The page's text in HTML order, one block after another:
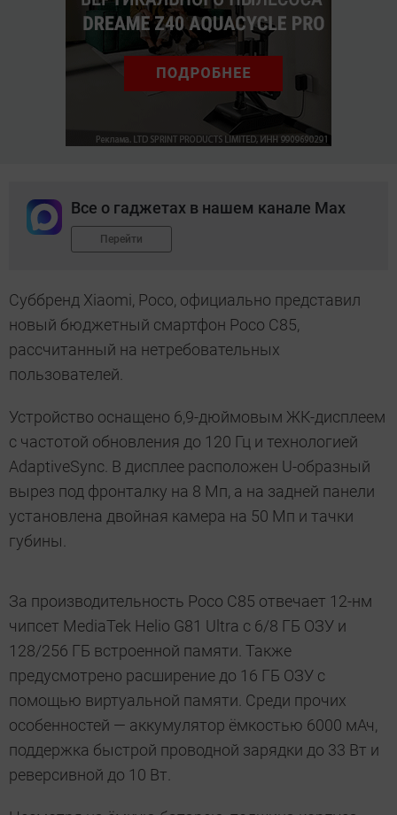
Все о гаджетах в нашем канале Max
Перейти
Суббренд Xiaomi, Poco, официально представил
новый бюджетный смартфон Poco C85,
рассчитанный на нетребовательных
пользователей.
Устройство оснащено 6,9-дюймовым ЖК-дисплеем
с частотой обновления до 120 Гц и технологией
AdaptiveSync. В дисплее расположен U-образный
вырез под фронталку на 8 Мп, а на задней панели
установлена двойная камера на 50 Мп и тачки
губины.
За производительность Poco C85 отвечает 12-нм
чипсет MediaTek Helio G81 Ultra с 6/8 ГБ ОЗУ и
128/256 ГБ встроенной памяти. Также
предусмотрено расширение до 16 ГБ ОЗУ с
помощью виртуальной памяти. Среди прочих
особенностей — аккумулятор ёмкостью 6000 мАч,
поддержка быстрой проводной зарядки до 33 Вт и
реверсивной до 10 Вт.